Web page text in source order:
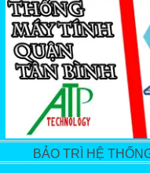
BẢO TRÌ HỆ